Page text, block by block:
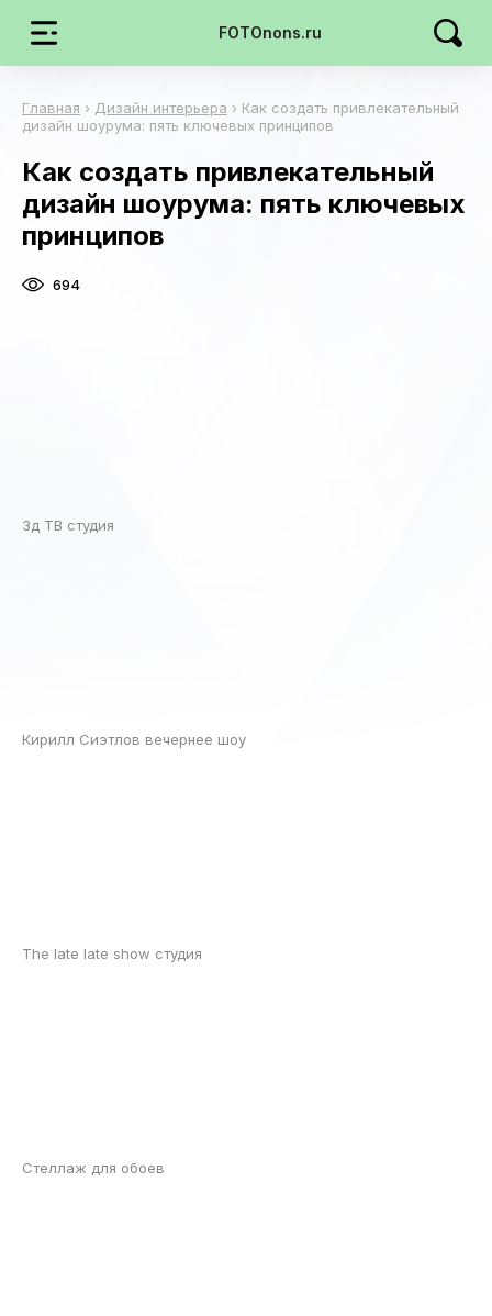
FOTOnons.ru
Главная › Дизайн интерьера › Как создать привлекательный
дизайн шоурума: пять ключевых принципов
Как создать привлекательный
дизайн шоурума: пять ключевых
принципов
694
3д ТВ студия
Кирилл Сиэтлов вечернее шоу
The late late show студия
Стеллаж для обоев